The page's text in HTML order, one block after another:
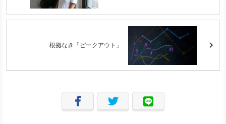
根拠なき「ピークアウト」